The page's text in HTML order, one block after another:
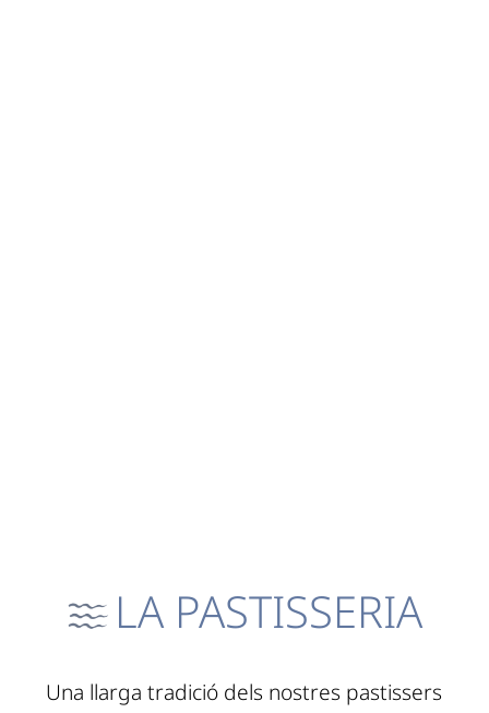
LA PASTISSERIA
Una llarga tradició dels nostres pastissers